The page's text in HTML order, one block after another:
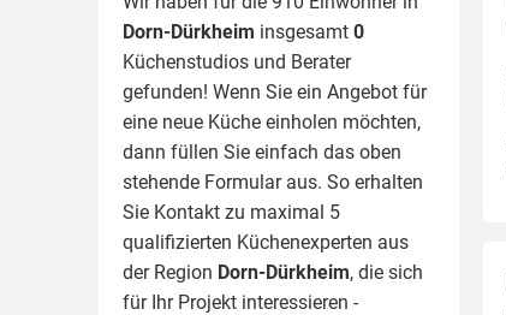
Dorn-Dürkheim insgesamt 0
Küchenstudios und Berater
gefunden! Wenn Sie ein Angebot für
eine neue Küche einholen möchten,
dann füllen Sie einfach das oben
stehende Formular aus. So erhalten
Sie Kontakt zu maximal 5
qualifizierten Küchenexperten aus
der Region Dorn-Dürkheim, die sich
für Ihr Projekt interessieren -